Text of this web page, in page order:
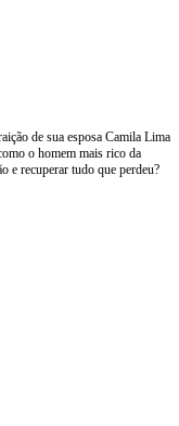
de sua esposa Camila Lima
o homem mais rico da
e recuperar tudo que perdeu?